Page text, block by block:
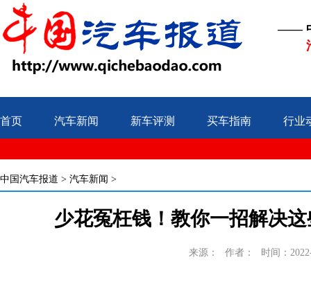
——
首页 汽车新闻 新车评测 买车指南 行业
中国汽车报道 > 汽车新闻 >
少花冤枉钱！教你一招解决
来源： 作者： 时间：